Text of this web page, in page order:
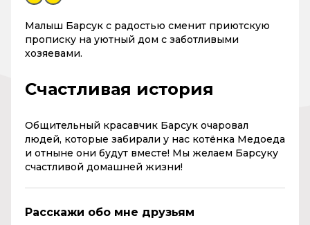
Малыш Барсук с радостью сменит приютскую
прописку на уютный дом с заботливыми
хозяевами.
Счастливая история
Общительный красавчик Барсук очаровал
людей, которые забирали у нас котёнка Медоеда
и отныне они будут вместе! Мы желаем Барсуку
счастливой домашней жизни!
Расскажи обо мне друзьям